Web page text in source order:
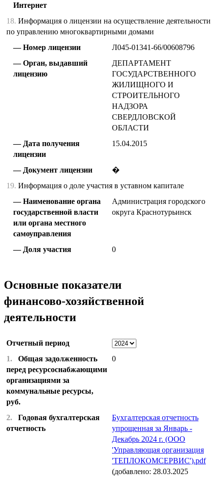
Интернет
18. Информация о лицензии на осуществление деятельности
по управлению многоквартирными домами
Номер лицензии
Л045-01341-66/00608796
Орган, выдавший
лицензию
ДЕПАРТАМЕНТ
ГОСУДАРСТВЕННОГО
ЖИЛИЩНОГО И
СТРОИТЕЛЬНОГО
НАДЗОРА
СВЕРДЛОВСКОЙ
ОБЛАСТИ
Дата получения
лицензии
15.04.2015
Документ лицензии
�
19. Информация о доле участия в уставном капитале
Наименование органа
государственной власти
или органа местного
самоуправления
Администрация городского
округа Краснотурьинск
Доля участия 0
Основные показатели
финансово-хозяйственной
деятельности
Отчетный период
1.
Общая задолженность
перед ресурсоснабжающими
организациями за
коммунальные ресурсы,
руб.
0
2.
Годовая бухгалтерская
отчетность
Бухгалтерская отчетность
упрощенная за Январь -
Декабрь 2024 г. (ООО
'Управляющая организация
'ТЕПЛОКОМСЕРВИС').pdf
(добавлено: 28.03.2025